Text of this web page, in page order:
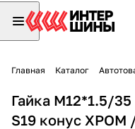
Главная Каталог
Гайка М12*1.5/35
S19 конус ХРОМ